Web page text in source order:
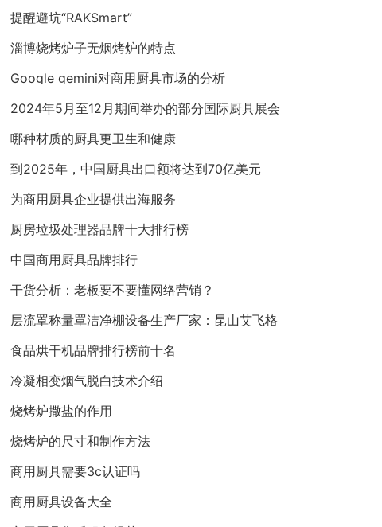
提醒避坑“RAKSmart”
淄博烧烤炉子无烟烤炉的特点
Google gemini对商用厨具市场的分析
2024年5月至12月期间举办的部分国际厨具展会
哪种材质的厨具更卫生和健康
到2025年，中国厨具出口额将达到70亿美元
为商用厨具企业提供出海服务
厨房垃圾处理器品牌十大排行榜
中国商用厨具品牌排行
干货分析：老板要不要懂网络营销？
层流罩称量罩洁净棚设备生产厂家：昆山艾飞格
食品烘干机品牌排行榜前十名
冷凝相变烟气脱白技术介绍
烧烤炉撒盐的作用
烧烤炉的尺寸和制作方法
商用厨具需要3c认证吗
商用厨具设备大全